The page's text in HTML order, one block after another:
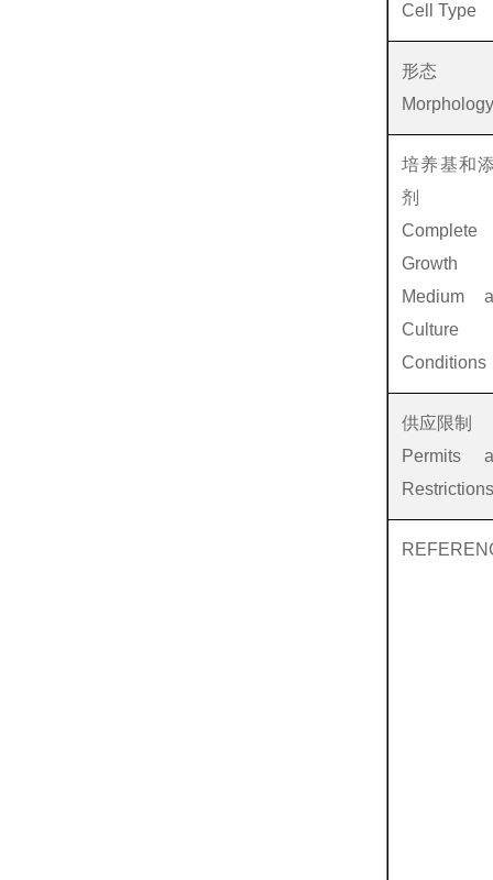
Cell Type
形态
培养基和
剂
Complete
Growth
Medium
Culture
Conditions
供应限制
Permits